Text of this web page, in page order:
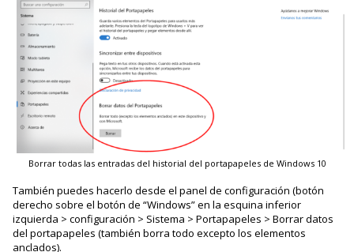
Borrar todas las entradas del historial del portapapeles de Windows 10
También puedes hacerlo desde el panel de configuración (botón
derecho sobre el botón de “Windows” en la esquina inferior
izquierda > configuración > Sistema > Portapapeles > Borrar datos
del portapapeles (también borra todo excepto los elementos
anclados).